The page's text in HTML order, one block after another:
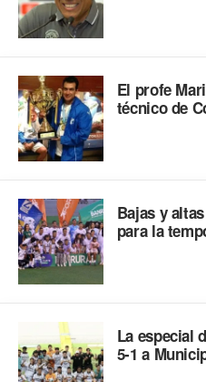
El profe
técnico de
Bajas y
para la
La especial
5-1 a